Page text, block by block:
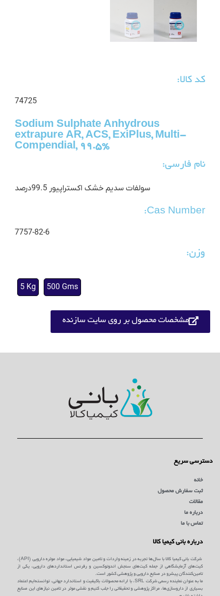
کد کالا:
74725
Sodium Sulphate Anhydrous
extrapure AR, ACS, ExiPlus, Multi-
Compendial, 99.5%
نام فارسی:
سولفات سدیم خشک اکستراپیور 99.5درصد
Cas Number:
7757-82-6
وزن:
5 Kg 500 Gms
مشخصات محصول بر روی سایت سازنده
دسترسی سریع
خانه
ثبت سفارش محصول
مقالات
درباره ما
تماس با ما
درباره بانی کیمیا کالا
شرکت بانی کیمیا کالا با سال‌ها تجربه در زمینه واردات و تامین مواد شیمیایی، مواد موثره دارویی (API)،
کیت‌های آزمایشگاهی از جمله کیت‌های سنجش اندوتوکسین و رفرنس استانداردهای دارویی، یکی از
تامین‌کنندگان پیشرو در صنایع دارویی و پژوهشی کشور است.
ما به عنوان نماینده رسمی شرکت SRL، با ارائه محصولات باکیفیت و استاندارد جهانی، توانسته‌ایم اعتماد
بسیاری از داروسازی‌ها، مراکز پژوهشی و تحقیقاتی را جلب کنیم و نقشی موثر در تامین نیازهای این صنایع